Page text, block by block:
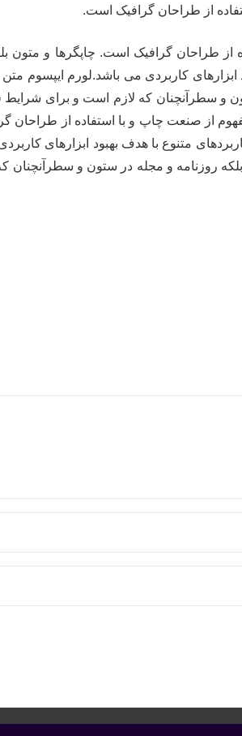
از طراحان گرافیک است.
از طراحان گرافیک است. چاپگرها و متون
کاربردی می باشد.لورم ایپسوم
و سطرآنچنان که لازم است و برای شرایط
از صنعت چاپ و با استفاده از طراحان
متنوع با هدف بهبود ابزارهای
روزنامه و مجله در ستون و سطرآنچنان